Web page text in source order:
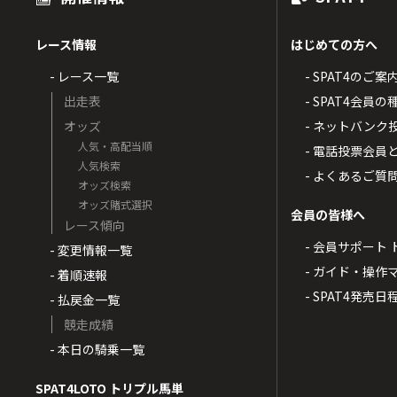
レース情報
- レース一覧
出走表
オッズ
人気・高配当順
人気検索
オッズ検索
オッズ賭式選択
レース傾向
- 変更情報一覧
- 着順速報
- 払戻金一覧
競走成績
- 本日の騎乗一覧
SPAT4LOTO トリプル馬単
はじめての方へ
- SPAT4のご案
- SPAT4会員の
- ネットバンク
- 電話投票会員
- よくあるご質
会員の皆様へ
- 会員サポート
- ガイド・操作
- SPAT4発売日